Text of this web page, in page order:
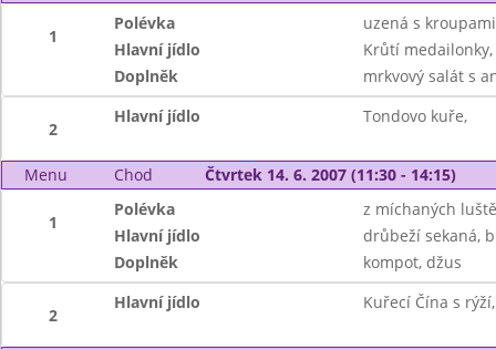
1
Polévka
uzená s kroupami
Hlavní jídlo
Krůtí
Doplněk
mrkvový salát s
2
Hlavní jídlo Tondovo kuře,
Menu Chod Čtvrtek 14. 6. 2007 (11:30 - 14:15)
1
Polévka
z míchaných
Hlavní jídlo
drůbeží sekaná,
Doplněk
kompot, džus
2
Hlavní jídlo Kuřecí Čína s rýží,